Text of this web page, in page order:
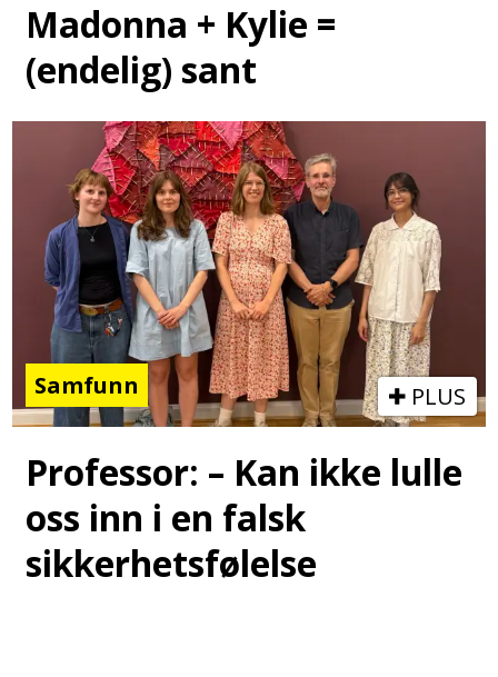
Madonna + Kylie =
(endelig) sant
Samfunn PLUS
Professor: – Kan ikke lulle
oss inn i en falsk
sikkerhetsfølelse